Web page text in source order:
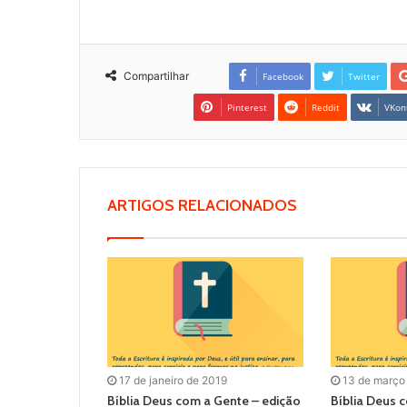
Compartilhar Facebook Twitter
Pinterest Reddit
ARTIGOS RELACIONADOS
17 de janeiro de 2019
Bíblia Deus com a Gente – edição
13 de
Bíblia Deus